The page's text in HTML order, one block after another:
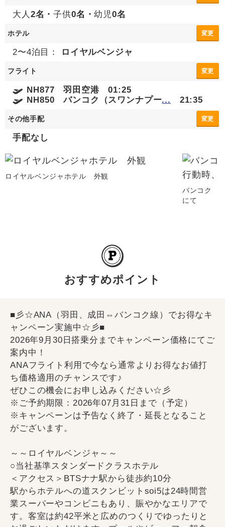
大人 2名・子供0名・幼児0名
ホテル 変更
2〜4泊目： ロイヤルベンジャ
フライト 変更
NH877 羽田空港 01:25
NH850 バンコク（スワンナプー... 21:35
その他手配 変更
手配なし
ロイヤルベンジャホテル 外観
バンコク
にて
おすすめポイント
■彡☆ANA（羽田、成田⇔バンコク線）でお得なキ
ャンペーン実施中☆彡■
2026年9月30日搭乗分までキャンペーン価格にてご
案内中！
ANAフライト利用で今なら通常よりお得なお値打
ち価格適用のチャンスです♪
ぜひこの機会にお申し込みください☆彡
※ご予約期限：2026年07月31日まで（予定）
※キャンペーンは予告なく終了・延長となること
がございます。
～～ロイヤルベンジャ～～
○当社基準スタンダードクラスホテル
＜アクセス＞BTSナナ駅から徒歩約10分
駅からホテルへの道スクンビットsoi5は24時間営
業スーパーやコンビニもあり、賑やかなエリアで
す。客室は約42平米と広めのつくりでゆったりと